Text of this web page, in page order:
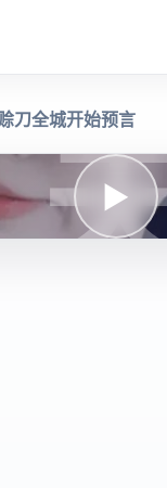
刀全城开始预言
▶